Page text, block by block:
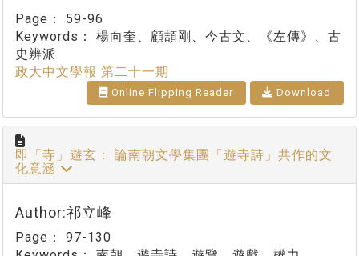
Page： 59-96
Keywords： 楊向奎、顧頡剛、今古文、《左傳》、古
史辨派
政大中文學報 第二十一期
Online Flipping Reader Download
即「寺」遊玄： 論南朝文學集團「遊寺詩」共作的文
化意涵
Author:祁立峰
Page： 97-130